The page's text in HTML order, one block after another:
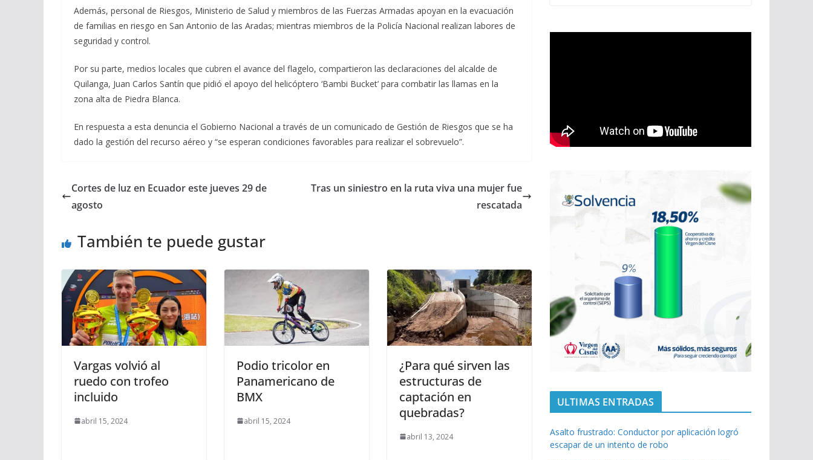
Además, personal de Riesgos, Ministerio de Salud y miembros de las Fuerzas Armadas apoyan en la evacuación
de familias en riesgo en San Antonio de las Aradas; mientras miembros de la Policía Nacional realizan labores de
seguridad y control.
Por su parte, medios locales que cubren el avance del flagelo, compartieron las declaraciones del alcalde de
Quilanga, Juan Carlos Santín que pidió el apoyo del helicóptero ‘Bambi Bucket’ para combatir las llamas en la
zona alta de Piedra Blanca.
En respuesta a esta denuncia el Gobierno Nacional a través de un comunicado de Gestión de Riesgos que se ha
dado la gestión del recurso aéreo y “se esperan condiciones favorables para realizar el sobrevuelo”.
Cortes de luz en Ecuador este jueves 29 de
agosto
Tras un siniestro en la ruta viva una mujer fue
rescatada
También te puede gustar
Vargas volvió al
ruedo con trofeo
incluido
abril 15, 2024
Podio tricolor en
Panamericano de
BMX
abril 15, 2024
¿Para qué sirven las
estructuras de
captación en
quebradas?
abril 13, 2024
ULTIMAS ENTRADAS
Asalto frustrado: Conductor por aplicación logró
escapar de un intento de robo